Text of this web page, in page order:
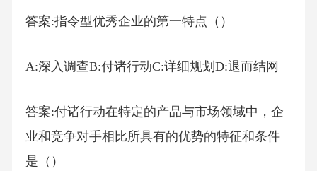
答案:指令型优秀企业的第一特点（）
A:深入调查B:付诸行动C:详细规划D:退而结网
答案:付诸行动在特定的产品与市场领域中，企
业和竞争对手相比所具有的优势的特征和条件
是（）